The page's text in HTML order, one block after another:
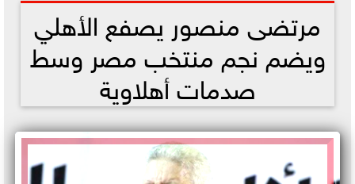
مرتضى منصور يصفع الأهلي
ويضم نجم منتخب مصر وسط
صدمات أهلاوية